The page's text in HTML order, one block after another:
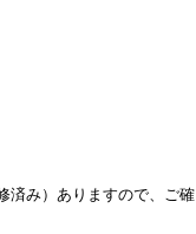
済み）ありますので、ご確